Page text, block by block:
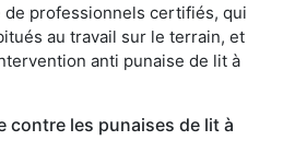
de professionnels certifiés, qui
au travail sur le terrain, et
anti punaise de lit à
contre les punaises de lit à